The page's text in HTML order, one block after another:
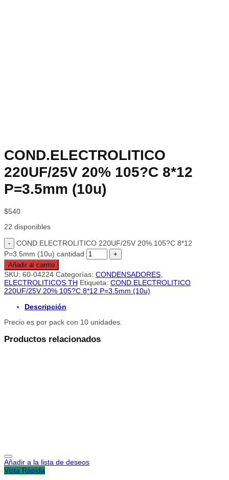
COND.ELECTROLITICO
220UF/25V 20% 105?C 8*12
P=3.5mm (10u)
$540
22 disponibles
COND.ELECTROLITICO 220UF/25V 20% 105?C 8*12
P=3.5mm (10u) cantidad
Añadir al carrito
SKU: 60-04224 Categorías: CONDENSADORES,
ELECTROLITICOS TH Etiqueta: COND.ELECTROLITICO
220UF/25V 20% 105?C 8*12 P=3.5mm (10u)
Descripción
Precio es por pack con 10 unidades.
Productos relacionados
Añadir a la lista de deseos
Vista Rápida